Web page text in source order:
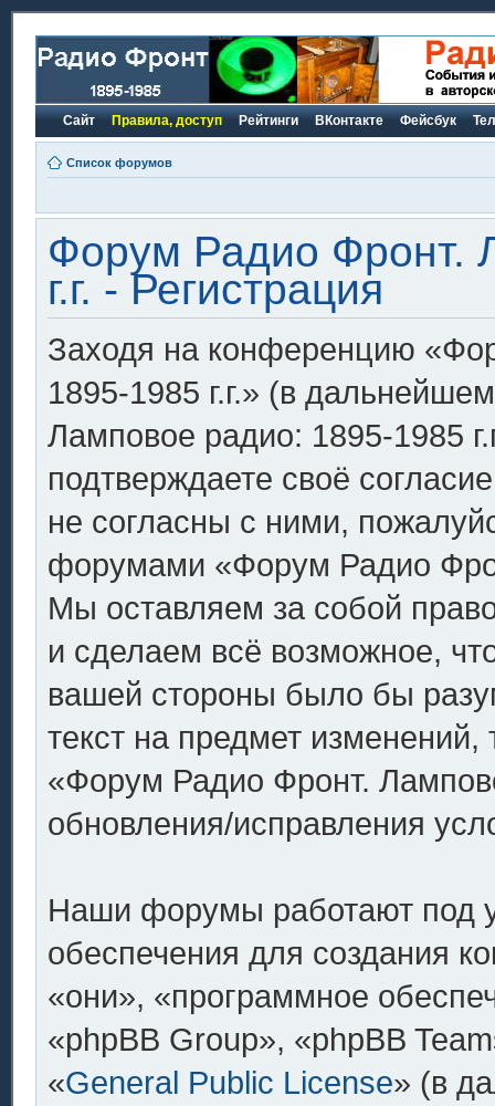
Сайт Правила, доступ Рейтинги ВКонтакте Фейсбук
Список форумов
Форум Радио Фронт.
г.г. - Регистрация
Заходя на конференцию
1895-1985 г.г.» (в
Ламповое радио: 1895-1985
подтверждаете своё
не согласны с ними,
форумами «Форум Радио
Мы оставляем за собой
и сделаем всё возможное,
вашей стороны было бы
текст на предмет
«Форум Радио Фронт.
обновления/исправления
Наши форумы работают под
обеспечения для создания
«они», «программное
«phpBB Group», «phpBB
«General Public License» (в